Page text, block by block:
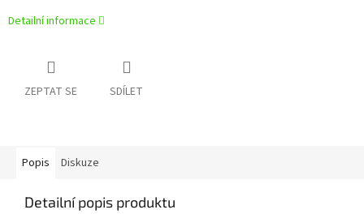
Detailní informace
ZEPTAT SE SDÍLET
Popis Diskuze
Detailní popis produktu